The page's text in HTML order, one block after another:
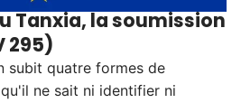
Tanxia, la soumission
295)
subit quatre formes de
ne sait ni identifier ni